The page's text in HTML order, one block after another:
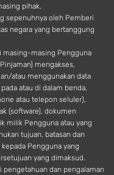
pihak.
sepenuhnya oleh Pemberi
negara yang bertanggung
masing-masing Pengguna
mengakses,
atau menggunakan data
atau di dalam benda,
atau telepon seluler),
(software), dokumen
milik Pengguna atau yang
tujuan, batasan dan
Pengguna yang
yang dimaksud.
dan pengalaman